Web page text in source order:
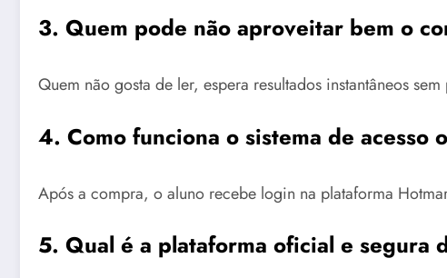
3. Quem pode não aproveitar bem o
Quem não gosta de ler, espera resultados instantâneos
4. Como funciona o sistema de
Após a compra, o aluno recebe login na plataforma
5. Qual é a plataforma oficial e segura